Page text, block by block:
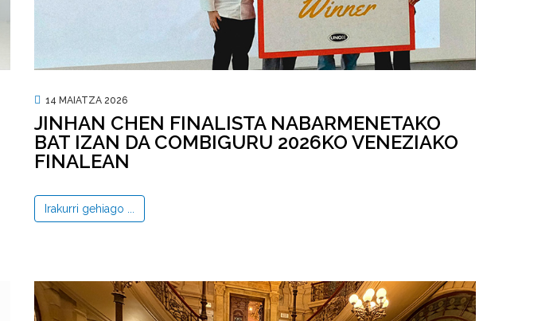
14 MAIATZA 2026
JINHAN CHEN FINALISTA NABARMENETAKO
BAT IZAN DA COMBIGURU 2026KO VENEZIAKO
FINALEAN
Irakurri gehiago ...